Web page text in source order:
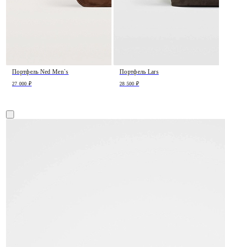
Портфель Ned Men`s
27 000 ₽
Портфель Lars
28 500 ₽